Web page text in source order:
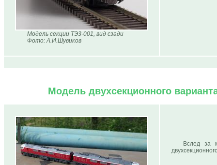
Модель секции ТЭ3-001, вид сзади
Фото: А.И.Шувиков
Модель двухсекционного
Вслед за